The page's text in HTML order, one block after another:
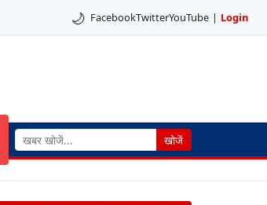
🌙 FacebookTwitterYouTube | Login
खोजें